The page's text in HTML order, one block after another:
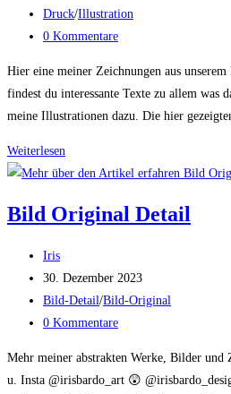
veröffentlicht:
Beitrags-
Kategorie:
Druck/Illustration
Beitrags-
0 Kommentare
Hier eine meiner Zeichnungen aus
findest du interessante Texte zu allem was
meine Illustrationen dazu. Die hier
Weiterlesen
„Glück
Alter“
new-
life.net
Bild Original Detail
Beitrags-
Autor:
Iris
Beitrag
veröffentlicht:
30. Dezember 2023
Beitrags-
Kategorie:
Bild-Detail/Bild-Original
Beitrags-
0 Kommentare
Mehr meiner abstrakten Werke, Bilder und
u. Insta @irisbardo_art 😲